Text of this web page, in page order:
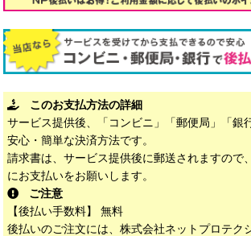
このお支払方法の詳細
サービス提供後、「コンビニ」「郵便局」「銀
安心・簡単な決済方法です。
請求書は、サービス提供後に郵送されますので
にお支払いをお願いします。
ご注意
【後払い手数料】 無料
後払いのご注文には、株式会社ネットプロテク